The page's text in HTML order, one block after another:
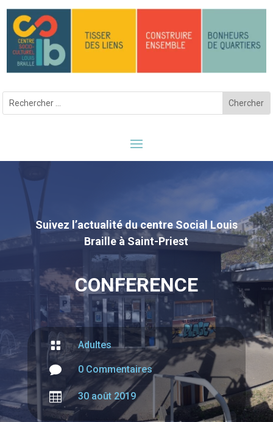
Suivez l’actualité du centre Social Louis
Braille à Saint-Priest
CONFERENCE
 Adultes
 0 Commentaires
 30 août 2019